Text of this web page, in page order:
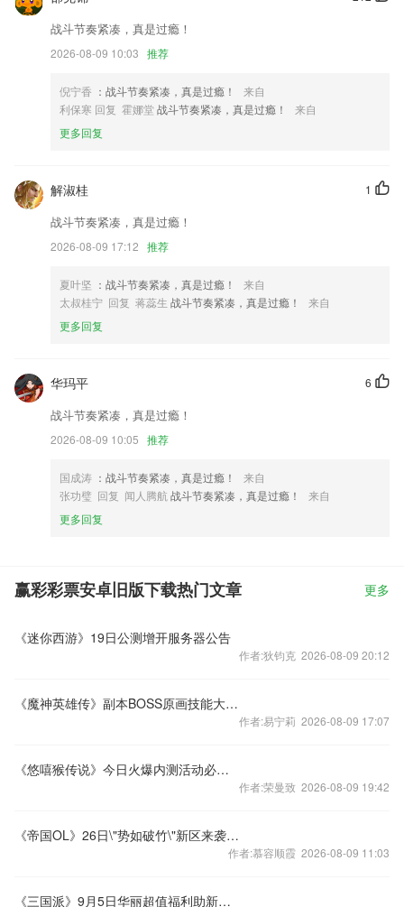
5.◆10个级别层层进阶，科学测试，展示所取得的进步
阅读金币奖励优化，更多金币等你领取！
新增更新数据功能
新增活动弹窗;
Xlink支持冷暖色调切换
新增证件照精修美颜功能，制作精致好看的证件照
以上就是赢彩彩票安卓旧版下载的介绍，如果您喜欢这款软件，您可以到
应用商店进行打分评论，说出您的使用经历，以帮助我们更好的对产品进
行优化修改。
战斗节奏紧凑，真是过瘾！
2026-08-09 10:03 推荐
倪宁香 ：战斗节奏紧凑，真是过瘾！
来自
利保寒 回复 霍娜堂战斗节奏紧凑，真是过瘾！
来自
更多回复
1
解淑桂
战斗节奏紧凑，真是过瘾！
2026-08-09 17:12 推荐
夏叶坚 ：战斗节奏紧凑，真是过瘾！
来自
太叔桂宁 回复 蒋蕊生 战斗节奏紧凑，真是过瘾！
来自
更多回复
6
华玛平
战斗节奏紧凑，真是过瘾！
2026-08-09 10:05 推荐
国成涛 ：战斗节奏紧凑，真是过瘾！
来自
张功璧 回复 闻人腾航 战斗节奏紧凑，真是过瘾！
来自
更多回复
赢彩彩票安卓旧版下载热门文章 更多
《迷你西游》19日公测增开服务器公告
作者:狄钧克 2026-08-09 20:12
《魔神英雄传》副本BOSS原画技能大曝光第二波
作者:易宁莉 2026-08-09 17:07
《悠嘻猴传说》今日火爆内测活动必不可少快关注吧
作者:荣曼致 2026-08-09 19:42
《帝国OL》26日\"势如破竹\"新区来袭 好礼等你拿
作者:慕容顺霞 2026-08-09 11:03
《三国派》9月5日华丽超值福利助新服招兵买马